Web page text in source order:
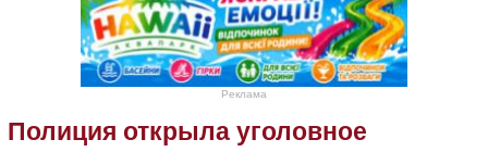
Реклама
Полиция открыла уголовное